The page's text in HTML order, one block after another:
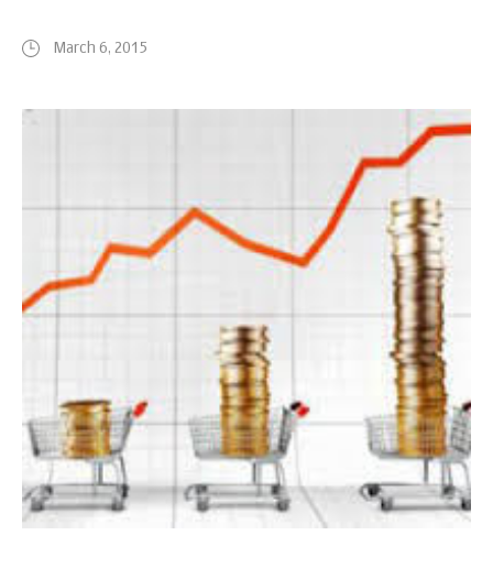
March 6, 2015